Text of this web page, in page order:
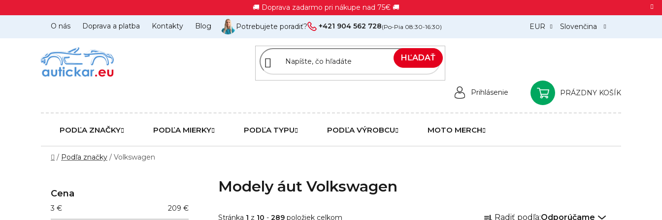
na
🚚 Doprava zadarmo pri nákupe nad 75€ 🚚
O nás Doprava a platba Kontakty Blog EUR Slovenčina
Potrebujete poradiť? +421 904 562 728(Po-Pia 08:30-16:30)
HĽADAŤ
Prihlásenie
NÁKUPNÝ
PRÁZDNY KOŠÍK
PODĽA ZNAČKY PODĽA MIERKY PODĽA TYPU PODĽA VÝROBCU MOTO MERCH
Domov
/ Podľa značky / Volkswagen
Cena
3 € 209 €
Modely áut Volkswagen
Stránka 1 z 10 - 289 položiek celkom
R Radiť podľa:Odporúčame